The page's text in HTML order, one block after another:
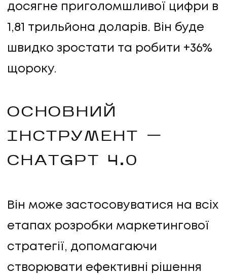
досягне приголомшливої цифри в
1,81 трильйона доларів. Він буде
швидко зростати та робити +36%
щороку.
ОСНОВНИЙ
ІНСТРУМЕНТ —
CHATGPT 4.0
Він може застосовуватися на всіх
етапах розробки маркетингової
стратегії, допомагаючи
створювати ефективні рішення
ПОСЛУГИ
КЕЙСИ
КЕЙСИ
ПРО НАС